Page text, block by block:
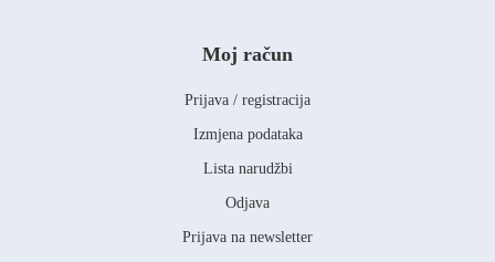
Moj račun
Prijava / registracija
Izmjena podataka
Lista narudžbi
Odjava
Prijava na newsletter